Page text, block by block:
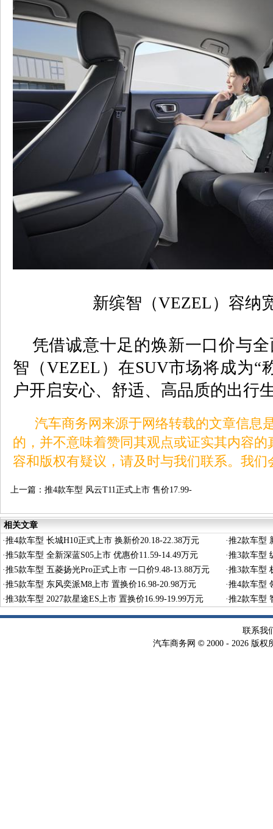
新缤智（VEZEL ）容纳
凭借诚意十足的焕新一口价与全
智（VEZEL ）在SUV市场将成为“
户开启安心、舒适、高品质的出行
汽车商务网来源于网络转载的文章信息
的，并不意味着赞同其观点或证实其内容
容和版权有疑议，请及时与我们联系。我
上一篇： 推4款车型 风云T11正式上市 售价17.99-
相关文章
·推4款车型 长城H10正式上市 换新价20.18-22.38万元 ·推2款车型
·推5款车型 全新深蓝S05上市 优惠价11.59-14.49万元 ·推3款车型
·推5款车型 五菱扬光Pro正式上市 一口价9.48-13.88万元 ·推3款车型
·推5款车型 东风奕派M8上市 置换价16.98-20.98万元 ·推4款车型
·推3款车型 2027款星途ES上市 置换价16.99-19.99万元 ·推2款车型
联系我
汽车商务网 © 2000 - 2026 版权